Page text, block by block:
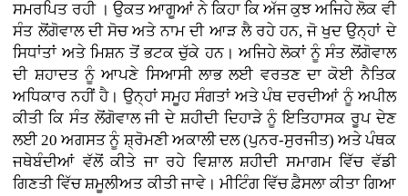
ਸਮਰਪਿਤ ਰਹੀ । ਉਕਤ ਆਗੂਆਂ ਨੇ ਕਿਹਾ ਕਿ ਅੱਜ ਕੁਝ ਅਜਿਹੇ ਲੋਕ ਵੀ
ਸੰਤ ਲੋਂਗੋਵਾਲ ਦੀ ਸੋਚ ਅਤੇ ਨਾਮ ਦੀ ਆੜ ਲੈ ਰਹੇ ਹਨ, ਜੋ ਖੁਦ ਉਨ੍ਹਾਂ ਦੇ
ਸਿਧਾਂਤਾਂ ਅਤੇ ਮਿਸ਼ਨ ਤੋਂ ਭਟਕ ਚੁੱਕੇ ਹਨ। ਅਜਿਹੇ ਲੋਕਾਂ ਨੂੰ ਸੰਤ ਲੋਂਗੋਵਾਲ
ਦੀ ਸ਼ਹਾਦਤ ਨੂੰ ਆਪਣੇ ਸਿਆਸੀ ਲਾਭ ਲਈ ਵਰਤਣ ਦਾ ਕੋਈ ਨੈਤਿਕ
ਅਧਿਕਾਰ ਨਹੀਂ ਹੈ। ਉਨ੍ਹਾਂ ਸਮੂਹ ਸੰਗਤਾਂ ਅਤੇ ਪੰਥ ਦਰਦੀਆਂ ਨੂੰ ਅਪੀਲ
ਕੀਤੀ ਕਿ ਸੰਤ ਲੋਂਗੋਵਾਲ ਜੀ ਦੇ ਸ਼ਹੀਦੀ ਦਿਹਾੜੇ ਨੂੰ ਇਤਿਹਾਸਕ ਰੂਪ ਦੇਣ
ਲਈ 20 ਅਗਸਤ ਨੂੰ ਸ਼੍ਰੋਮਣੀ ਅਕਾਲੀ ਦਲ (ਪੁਨਰ-ਸੁਰਜੀਤ) ਅਤੇ ਪੰਥਕ
ਜਥੇਬੰਦੀਆਂ ਵੱਲੋਂ ਕੀਤੇ ਜਾ ਰਹੇ ਵਿਸ਼ਾਲ ਸ਼ਹੀਦੀ ਸਮਾਗਮ ਵਿੱਚ ਵੱਡੀ
ਗਿਣਤੀ ਵਿੱਚ ਸ਼ਮੂਲੀਅਤ ਕੀਤੀ ਜਾਵੇ। ਮੀਟਿੰਗ ਵਿੱਚ ਫ਼ੈਸਲਾ ਕੀਤਾ ਗਿਆ